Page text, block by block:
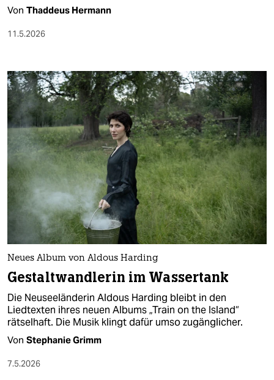
Von Thaddeus Hermann
11.5.2026
Neues Album von Aldous Harding
Gestaltwandlerin im Wassertank
Die Neuseeländerin Aldous Harding bleibt in den
Liedtexten ihres neuen Albums „Train on the Island“
rätselhaft. Die Musik klingt dafür umso zugänglicher.
Von Stephanie Grimm
7.5.2026